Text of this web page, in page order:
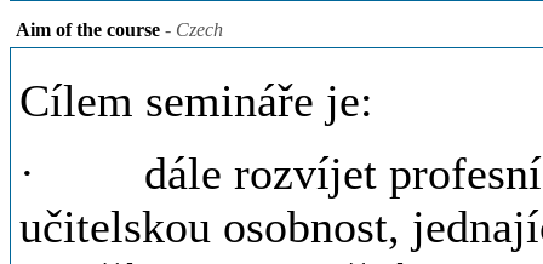
Aim of the course - Czech
Cílem semináře je:
· dále rozvíjet profesní
učitelskou osobnost,